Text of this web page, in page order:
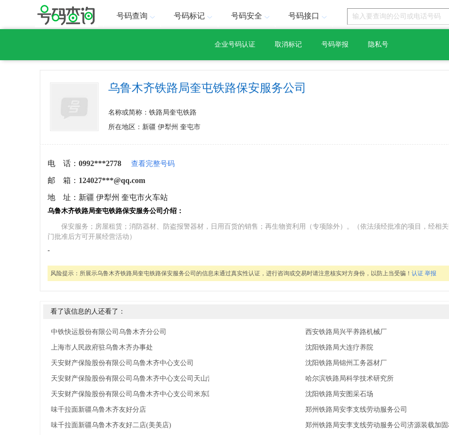
号码查询 号码标记 号码安全 号码接口
企业号码认证 取消标记 号码举报 隐私号
乌鲁木齐铁路局奎屯铁路保安服务公司
名称或简称：铁路局奎屯铁路
所在地区：新疆 伊犁州 奎屯市
电 话： 0992***2778 查看完整号码
邮 箱： 124027***@qq.com
地 址： 新疆 伊犁州 奎屯市火车站
乌鲁木齐铁路局奎屯铁路保安服务公司介绍：
保安服务；房屋租赁；消防器材、防盗报警器材，日用百货的销售；再生物资利用（专项除外）。（依法须经批准的项目，经相
门批准后方可开展经营活动）
-
风险提示： 所展示乌鲁木齐铁路局奎屯铁路保安服务公司的信息未通过真实性认证，进行咨询或交易时请注意核实对方身份，以防上当受骗！ 认证 举报
看了该信息的人还看了：
中铁快运股份有限公司乌鲁木齐分公司
上海市人民政府驻乌鲁木齐办事处
天安财产保险股份有限公司乌鲁木齐中心支公司
天安财产保险股份有限公司乌鲁木齐中心支公司天山营销服务部
味千拉面新疆乌鲁木齐友好分店
味千拉面新疆乌鲁木齐友好二店(美美店)
西安铁路局兴平养路机械厂
沈阳铁路局大连疗养院
沈阳铁路局锦州工务器材厂
哈尔滨铁路局科学技术研究所
沈阳铁路局安图采石场
郑州铁路局安李支线劳动服务公司
郑州铁路局安李支线劳动服务公司济源装载加固